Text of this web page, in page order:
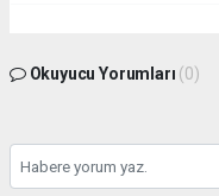
Okuyucu Yorumları (0)